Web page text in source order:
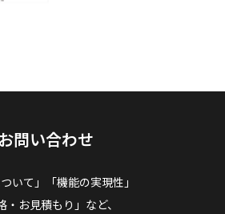
お問い合わせ
ついて」「機能の実現性」
・お見積もり」など、